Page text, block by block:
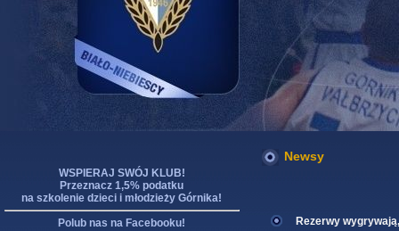
WSPIERAJ SWÓJ KLUB!
Przeznacz 1,5% podatku
na szkolenie dzieci i młodzieży Górnika!
Polub nas na Facebooku!
Newsy
Rezerwy